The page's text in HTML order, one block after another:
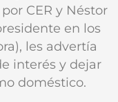
CER y Néstor
en los
les advertía
interés y dejar
doméstico.